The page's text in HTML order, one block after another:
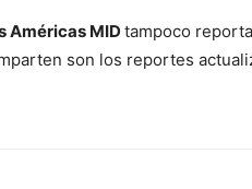
Américas MID tampoco
son los reportes